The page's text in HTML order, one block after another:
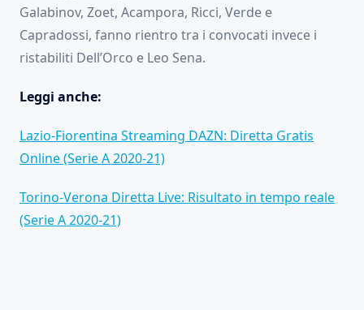
Galabinov, Zoet, Acampora, Ricci, Verde e
Capradossi, fanno rientro tra i convocati invece i
ristabiliti Dell’Orco e Leo Sena.
Leggi anche:
Lazio-Fiorentina Streaming DAZN: Diretta Gratis
Online (Serie A 2020-21)
Torino-Verona Diretta Live: Risultato in tempo reale
(Serie A 2020-21)